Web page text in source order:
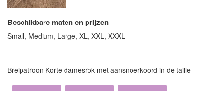
Beschikbare maten en prijzen
Small, Medium, Large, XL, XXL, XXXL
Breipatroon Korte damesrok met aansnoerkoord in de taille